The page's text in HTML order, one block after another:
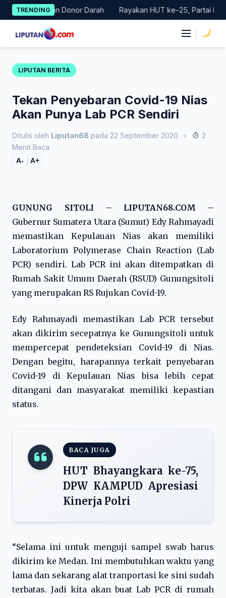
Skip
to
content
TRENDING
Gerakan Donor Darah Rayakan HUT ke-25, Partai Demokrat
LIPUTAN BERITA
Tekan Penyebaran Covid-19 Nias
Akan Punya Lab PCR Sendiri
Ditulis oleh Liputan68 pada 22 September 2020 •
2
Menit Baca
A- A+
GUNUNG SITOLI – LIPUTAN68.COM –
Gubernur Sumatera Utara (Sumut) Edy Rahmayadi
memastikan Kepulauan Nias akan memiliki
Laboratorium Polymerase Chain Reaction (Lab
PCR) sendiri. Lab PCR ini akan ditempatkan di
Rumah Sakit Umum Daerah (RSUD) Gunungsitoli
yang merupakan RS Rujukan Covid-19.
Edy Rahmayadi memastikan Lab PCR tersebut
akan dikirim secepatnya ke Gunungsitoli untuk
mempercepat pendeteksian Covid-19 di Nias.
Dengan begitu, harapannya terkait penyebaran
Covid-19 di Kepulauan Nias bisa lebih cepat
ditangani dan masyarakat memiliki kepastian
status.
BACA JUGA
HUT Bhayangkara ke-75,
DPW KAMPUD Apresiasi
Kinerja Polri
“Selama ini untuk menguji sampel swab harus
dikirim ke Medan. Ini membutuhkan waktu yang
lama dan sekarang alat tranportasi ke sini sudah
terbatas. Jadi kita akan buat Lab PCR di rumah